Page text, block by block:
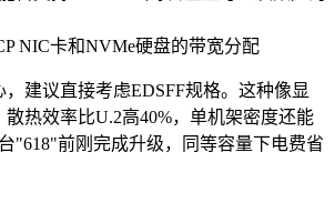
NIC卡和NVMe硬盘的带宽分配
建议直接考虑EDSFF规格。这种像显
热效率比U.2高40%，单机架密度还能
"618"前刚完成升级，同等容量下电费省